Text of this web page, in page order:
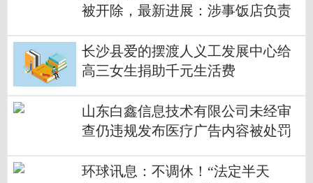
被开除，最新进展：涉事饭店负责
长沙县爱的摆渡人义工发展中心给
高三女生捐助千元生活费
山东白鑫信息技术有限公司未经审
查仍违规发布医疗广告内容被处罚
环球讯息：不调休！“法定半天